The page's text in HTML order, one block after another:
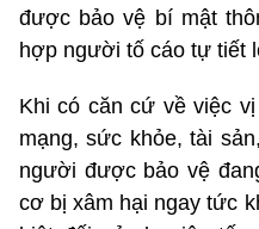
được bảo vệ bí mật
hợp người tố cáo tự tiết
Khi có căn cứ về việc
mạng, sức khỏe, tài
người được bảo vệ
cơ bị xâm hại ngay tức